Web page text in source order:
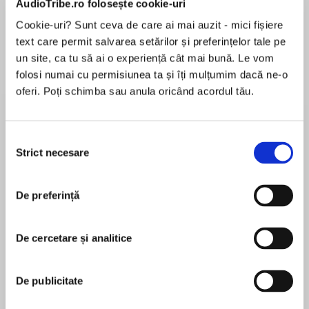
AudioTribe.ro folosește cookie-uri
Cookie-uri? Sunt ceva de care ai mai auzit - mici fișiere
text care permit salvarea setărilor și preferințelor tale pe
un site, ca tu să ai o experiență cât mai bună. Le vom
folosi numai cu permisiunea ta și îți mulțumim dacă ne-o
oferi. Poți schimba sau anula oricând acordul tău.
consimțământului
Strict necesare
De preferință
De cercetare și analitice
De publicitate
Desprecarte
"An Honest Lieis riveting suspense, but it’s also
a scream of defiance, a howl of rage." --#1New
“I’m going to kill her. You’d better come if you
Lorraine—“Rainy”—lives at the top of Tiger
trees and fog, it’s a sanctuary, a new life. She
can hide from the disturbing past she wants to
pentru această carte
Tarryn Fisher is the #1 New York Times and USA